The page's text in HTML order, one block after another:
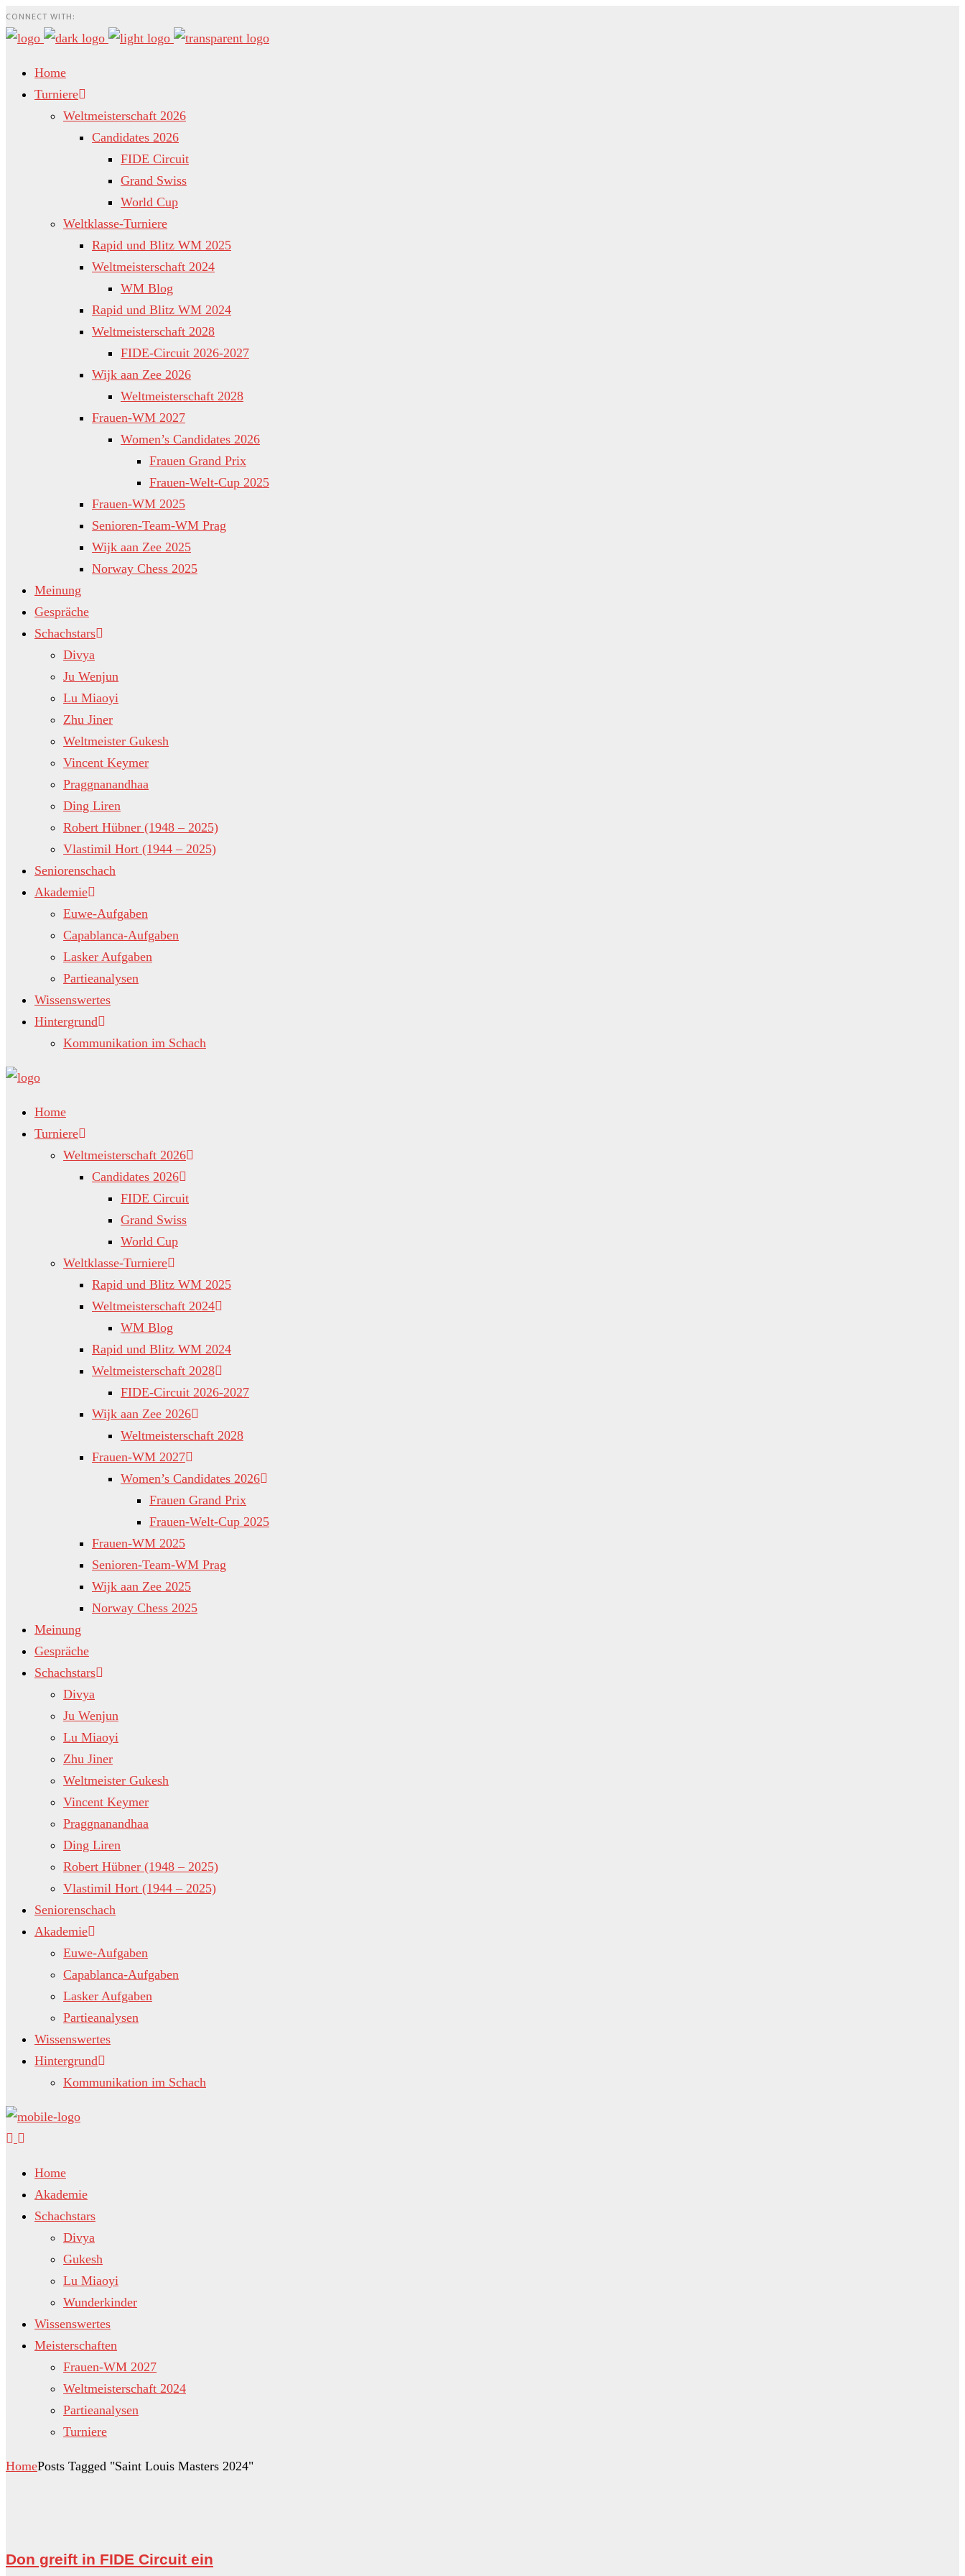
CONNECT WITH:
Home
Turniere
Weltmeisterschaft 2026
Candidates 2026
FIDE Circuit
Grand Swiss
World Cup
Weltklasse-Turniere
Rapid und Blitz WM 2025
Weltmeisterschaft 2024
WM Blog
Rapid und Blitz WM 2024
Weltmeisterschaft 2028
FIDE-Circuit 2026-2027
Wijk aan Zee 2026
Weltmeisterschaft 2028
Frauen-WM 2027
Women’s Candidates 2026
Frauen Grand Prix
Frauen-Welt-Cup 2025
Frauen-WM 2025
Senioren-Team-WM Prag
Wijk aan Zee 2025
Norway Chess 2025
Meinung
Gespräche
Schachstars
Divya
Ju Wenjun
Lu Miaoyi
Zhu Jiner
Weltmeister Gukesh
Vincent Keymer
Praggnanandhaa
Ding Liren
Robert Hübner (1948 – 2025)
Vlastimil Hort (1944 – 2025)
Seniorenschach
Akademie
Euwe-Aufgaben
Capablanca-Aufgaben
Lasker Aufgaben
Partieanalysen
Wissenswertes
Hintergrund
Kommunikation im Schach
Home
Turniere
Weltmeisterschaft 2026
Candidates 2026
FIDE Circuit
Grand Swiss
World Cup
Weltklasse-Turniere
Rapid und Blitz WM 2025
Weltmeisterschaft 2024
WM Blog
Rapid und Blitz WM 2024
Weltmeisterschaft 2028
FIDE-Circuit 2026-2027
Wijk aan Zee 2026
Weltmeisterschaft 2028
Frauen-WM 2027
Women’s Candidates 2026
Frauen Grand Prix
Frauen-Welt-Cup 2025
Frauen-WM 2025
Senioren-Team-WM Prag
Wijk aan Zee 2025
Norway Chess 2025
Meinung
Gespräche
Schachstars
Divya
Ju Wenjun
Lu Miaoyi
Zhu Jiner
Weltmeister Gukesh
Vincent Keymer
Praggnanandhaa
Ding Liren
Robert Hübner (1948 – 2025)
Vlastimil Hort (1944 – 2025)
Seniorenschach
Akademie
Euwe-Aufgaben
Capablanca-Aufgaben
Lasker Aufgaben
Partieanalysen
Wissenswertes
Hintergrund
Kommunikation im Schach
Home
Akademie
Schachstars
Divya
Gukesh
Lu Miaoyi
Wunderkinder
Wissenswertes
Meisterschaften
Frauen-WM 2027
Weltmeisterschaft 2024
Partieanalysen
Turniere
HomePosts Tagged "Saint Louis Masters 2024"
Don greift in FIDE Circuit ein